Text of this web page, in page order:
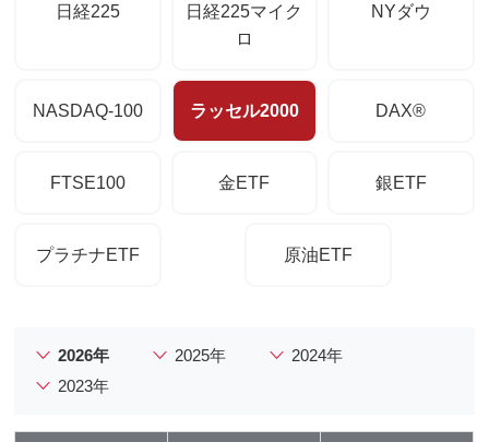
日経225
日経225マイク
ロ
NYダウ
NASDAQ-100 ラッセル2000 DAX®
FTSE100 金ETF 銀ETF
プラチナETF 原油ETF
2026年 2025年
2024年
2023年